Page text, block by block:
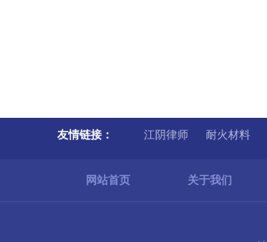
友情链接： 江阴律师 耐火材料
网站首页 关于我们